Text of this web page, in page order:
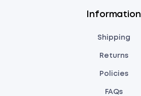
Information
Shipping
Returns
Policies
FAQs